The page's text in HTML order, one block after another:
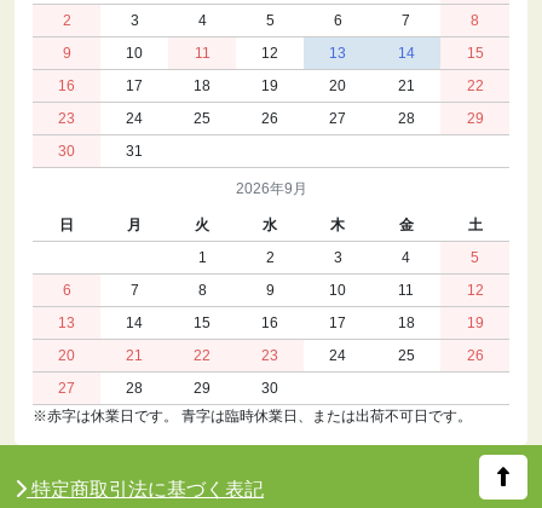
2
3 4 5 6 7
8
9
10 11 12 13 14
15
16
17 18 19 20 21
22
23
24 25 26 27 28
29
30
31
2026年9月
日 月 火 水 木 金
土
1
2 3 4
5
6
7 8 9 10 11
12
13
14 15 16 17 18
19
20
21 22 23 24 25
26
27
28 29
30
※赤字は休業日です。 青字は臨時休業日、または出荷不可日です。
特定商取引法に基づく表記